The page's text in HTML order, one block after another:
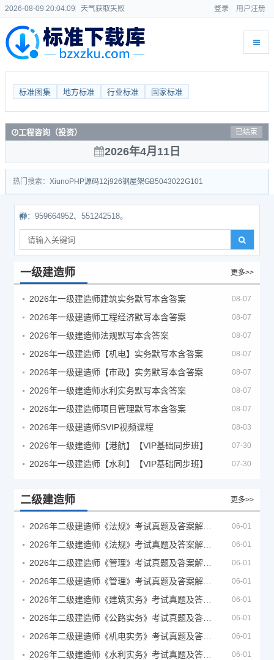
2026-08-09 20:04:09 天气获取失败 登录 用户注册
标准图集 地方标准 行业标准 国家标准
工程咨询（投资） 已结束
2026年4月11日
热门搜索： Xiuno PHP源码12j926钢屋架GB5043022G101
：959664952、551242518。
一级建造师 更多>>
2026年一级建造师建筑实务默写本含答案 08-07
2026年一级建造师工程经济默写本含答案 08-07
2026年一级建造师法规默写本含答案 08-07
2026年一级建造师【机电】实务默写本含答案 08-07
2026年一级建造师【市政】实务默写本含答案 08-07
2026年一级建造师水利实务默写本含答案 08-07
2026年一级建造师项目管理默写本含答案 08-07
2026年一级建造师SVIP视频课程 08-03
2026年一级建造师【港航】【VIP基础同步班】 07-30
2026年一级建造师【水利】【VIP基础同步班】 07-30
二级建造师 更多>>
06-01
06-01
06-01
06-01
06-01
06-01
06-01
06-01